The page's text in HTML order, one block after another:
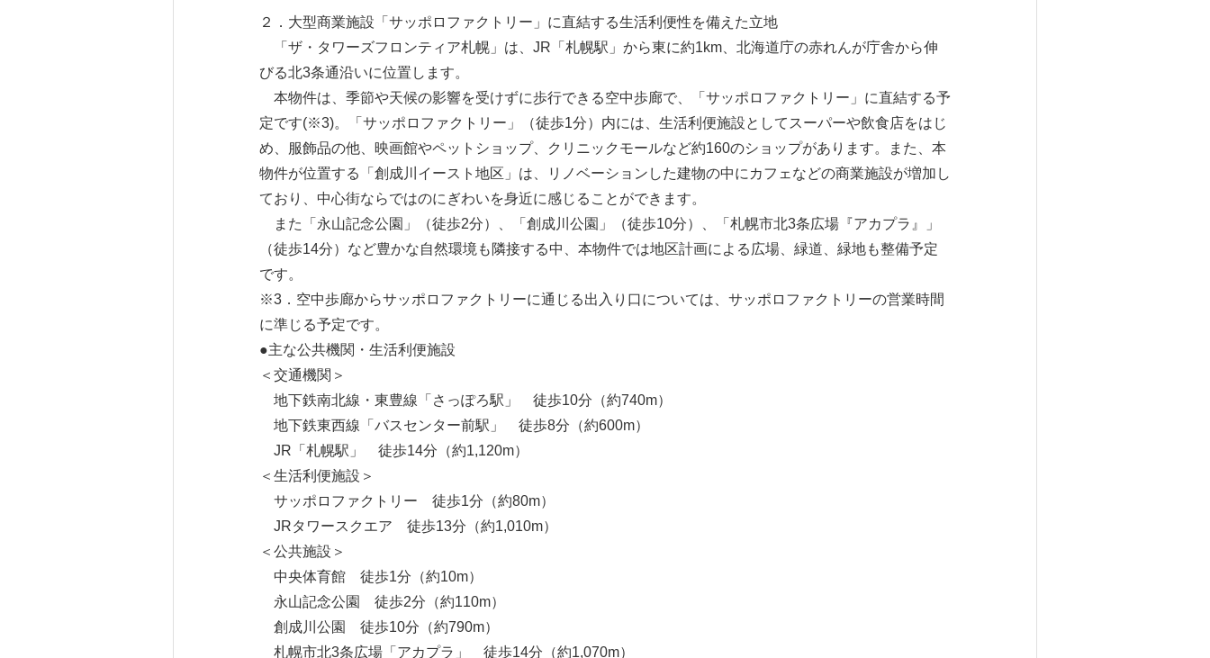
２．大型商業施設「サッポロファクトリー」に直結する生活利便性を備えた立地
「ザ・タワーズフロンティア札幌」は、JR「札幌駅」から東に約1km、北海道庁の赤れんが庁舎から伸
びる北3条通沿いに位置します。
本物件は、季節や天候の影響を受けずに歩行できる空中歩廊で、「サッポロファクトリー」に直結する予
定です(※3)。「サッポロファクトリー」（徒歩1分）内には、生活利便施設としてスーパーや飲食店をはじ
め、服飾品の他、映画館やペットショップ、クリニックモールなど約160のショップがあります。また、本
物件が位置する「創成川イースト地区」は、リノベーションした建物の中にカフェなどの商業施設が増加し
ており、中心街ならではのにぎわいを身近に感じることができます。
また「永山記念公園」（徒歩2分）、「創成川公園」（徒歩10分）、「札幌市北3条広場『アカプラ』」
（徒歩14分）など豊かな自然環境も隣接する中、本物件では地区計画による広場、緑道、緑地も整備予定
です。
※3．空中歩廊からサッポロファクトリーに通じる出入り口については、サッポロファクトリーの営業時間
に準じる予定です。
●主な公共機関・生活利便施設
＜交通機関＞
地下鉄南北線・東豊線「さっぽろ駅」 徒歩10分（約740m）
地下鉄東西線「バスセンター前駅」 徒歩8分（約600m）
JR「札幌駅」 徒歩14分（約1,120m）
＜生活利便施設＞
サッポロファクトリー 徒歩1分（約80m）
JRタワースクエア 徒歩13分（約1,010m）
＜公共施設＞
中央体育館 徒歩1分（約10m）
永山記念公園 徒歩2分（約110m）
創成川公園 徒歩10分（約790m）
札幌市北3条広場「アカプラ」 徒歩14分（約1,070m）